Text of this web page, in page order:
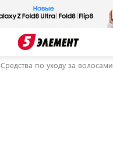
Средства по уходу за волосами